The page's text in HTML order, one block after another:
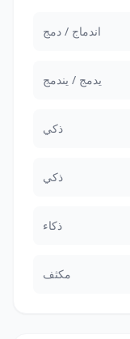
اندماج / دمج
يدمج / يندمج
ذكي
ذكي
ذكاء
مكثف